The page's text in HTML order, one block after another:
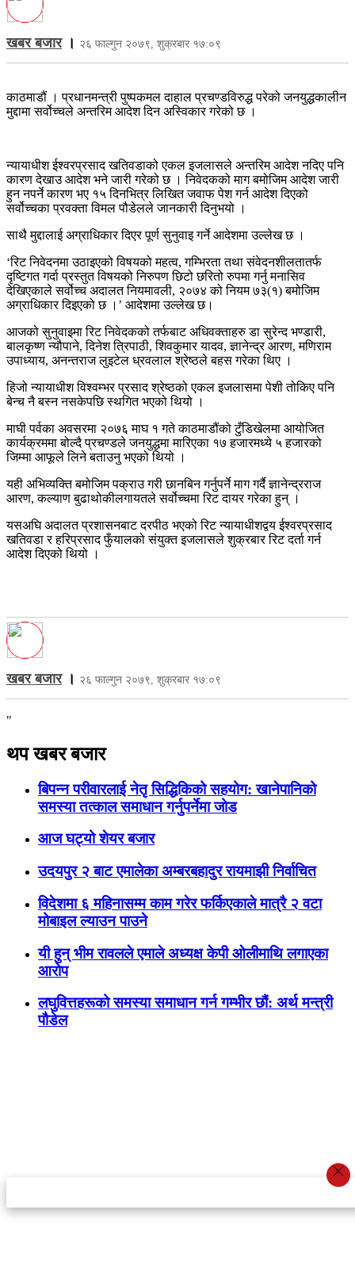
खबर बजार। २६ फाल्गुन २०७९, शुक्रबार १७:०९
काठमाडौं । प्रधानमन्त्री पुष्पकमल दाहाल प्रचण्डविरुद्ध परेको जनयुद्धकालीन
मुद्दामा सर्वोच्चले अन्तरिम आदेश दिन अस्विकार गरेको छ ।
न्यायाधीश ईश्वरप्रसाद खतिवडाको एकल इजलासले अन्तरिम आदेश नदिए पनि
कारण देखाउ आदेश भने जारी गरेको छ । निवेदकको माग बमोजिम आदेश जारी
हुन नपर्ने कारण भए १५ दिनभित्र लिखित जवाफ पेश गर्न आदेश दिएको
सर्वोच्चका प्रवक्ता विमल पौडेलले जानकारी दिनुभयो ।
साथै मुद्दालाई अग्राधिकार दिएर पूर्ण सुनुवाइ गर्ने आदेशमा उल्लेख छ ।
‘रिट निवेदनमा उठाइएको विषयको महत्व, गम्भिरता तथा संवेदनशीलतातर्फ
दृष्टिगत गर्दा प्रस्तुत विषयको निरुपण छिटो छरितो रुपमा गर्नु मनासिव
देखिएकाले सर्वोच्च अदालत नियमावली, २०७४ को नियम ७३(१) बमोजिम
अग्राधिकार दिइएको छ ।’ आदेशमा उल्लेख छ।
आजको सुनुवाइमा रिट निवेदकको तर्फबाट अधिवक्ताहरु डा सुरेन्द भण्डारी,
बालकृष्ण न्यौपाने, दिनेश त्रिपाठी, शिवकुमार यादव, ज्ञानेन्द्र आरण, मणिराम
उपाध्याय, अनन्तराज लुइटेल ध्रवलाल श्रेष्ठले बहस गरेका थिए ।
हिजो न्यायाधीश विश्वम्भर प्रसाद श्रेष्ठको एकल इजलासमा पेशी तोकिए पनि
बेन्च नै बस्न नसकेपछि स्थगित भएको थियो ।
माघी पर्वका अवसरमा २०७६ माघ १ गते काठमाडौंको टुँडिखेलमा आयोजित
कार्यक्रममा बोल्दै प्रचण्डले जनयुद्धमा मारिएका १७ हजारमध्ये ५ हजारको
जिम्मा आफूले लिने बताउनु भएको थियो ।
यही अभिव्यक्ति बमोजिम पक्राउ गरी छानबिन गर्नुपर्ने माग गर्दै ज्ञानेन्द्रराज
आरण, कल्याण बुढाथोकीलगायतले सर्वोच्चमा रिट दायर गरेका हुन् ।
यसअघि अदालत प्रशासनबाट दरपीठ भएको रिट न्यायाधीशद्वय ईश्वरप्रसाद
खतिवडा र हरिप्रसाद फुँयालको संयुक्त इजलासले शुक्रबार रिट दर्ता गर्न
आदेश दिएको थियो ।
खबर बजार। २६ फाल्गुन २०७९, शुक्रबार १७:०९
"
थप खबर बजार
बिपन्न परीवारलाई नेतृ सिद्धिकिको सहयोग: खानेपानिको
समस्या तत्काल समाधान गर्नुपर्नेमा जोड
आज घट्यो शेयर बजार
उदयपुर २ बाट एमालेका अम्बरबहादुर रायमाझी निर्वाचित
विदेशमा ६ महिनासम्म काम गरेर फर्किएकाले मात्रै २ वटा
मोबाइल ल्याउन पाउने
यी हुन् भीम रावलले एमाले अध्यक्ष केपी ओलीमाथि लगाएका
आरोप
लघुवित्तहरूको समस्या समाधान गर्न गम्भीर छौं: अर्थ मन्त्री
पौडेल